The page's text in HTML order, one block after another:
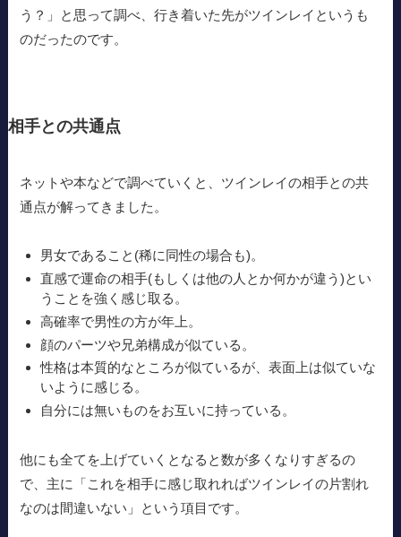
う？」と思って調べ、行き着いた先がツインレイというも
のだったのです。
相手との共通点
ネットや本などで調べていくと、ツインレイの相手との共
通点が解ってきました。
男女であること(稀に同性の場合も)。
直感で運命の相手(もしくは他の人とか何かが違う)とい
うことを強く感じ取る。
高確率で男性の方が年上。
顔のパーツや兄弟構成が似ている。
性格は本質的なところが似ているが、表面上は似ていな
いように感じる。
自分には無いものをお互いに持っている。
他にも全てを上げていくとなると数が多くなりすぎるの
で、主に「これを相手に感じ取れればツインレイの片割れ
なのは間違いない」という項目です。